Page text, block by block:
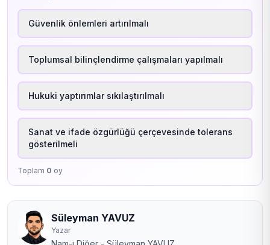
Güvenlik önlemleri artırılmalı
Toplumsal bilinçlendirme çalışmaları yapılmalı
Hukuki yaptırımlar sıkılaştırılmalı
Sanat ve ifade özgürlüğü çerçevesinde tolerans
gösterilmeli
Toplam 0 oy
Süleyman YAVUZ
Yazar